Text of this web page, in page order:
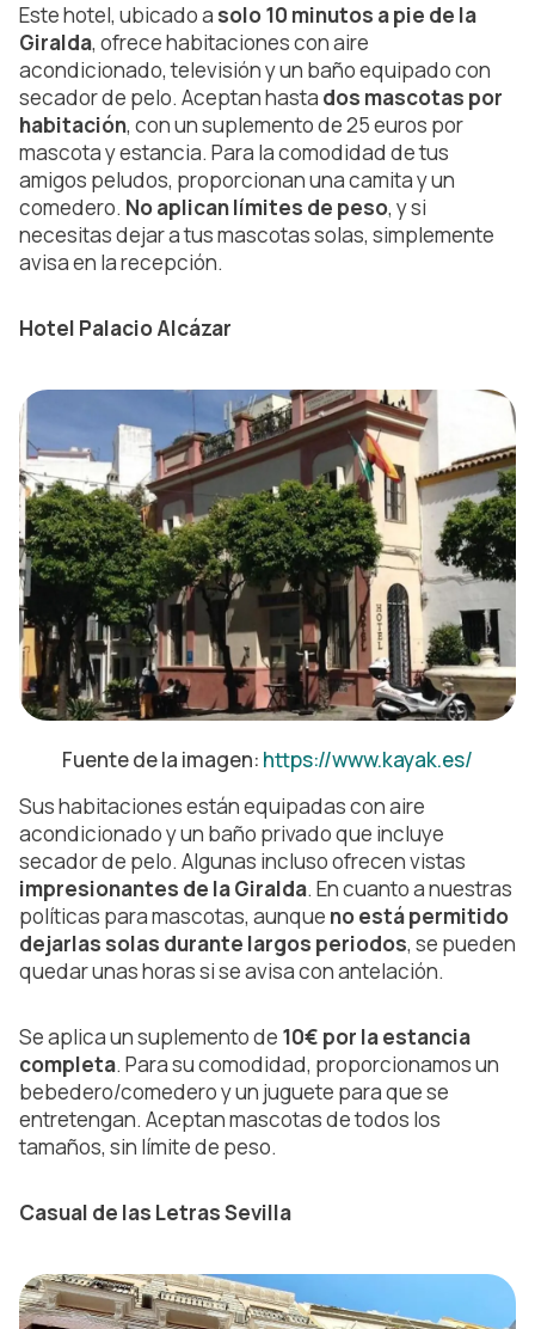
Este hotel, ubicado a solo 10 minutos a pie de la
Giralda, ofrece habitaciones con aire
acondicionado, televisión y un baño equipado con
secador de pelo. Aceptan hasta dos mascotas por
habitación, con un suplemento de 25 euros por
mascota y estancia. Para la comodidad de tus
amigos peludos, proporcionan una camita y un
comedero. No aplican límites de peso, y si
necesitas dejar a tus mascotas solas, simplemente
avisa en la recepción.
Hotel Palacio Alcázar
Fuente de la imagen: https://www.kayak.es/
Sus habitaciones están equipadas con aire
acondicionado y un baño privado que incluye
secador de pelo. Algunas incluso ofrecen vistas
impresionantes de la Giralda. En cuanto a nuestras
políticas para mascotas, aunque no está permitido
dejarlas solas durante largos periodos, se pueden
quedar unas horas si se avisa con antelación.
Se aplica un suplemento de 10€ por la estancia
completa. Para su comodidad, proporcionamos un
bebedero/comedero y un juguete para que se
entretengan. Aceptan mascotas de todos los
tamaños, sin límite de peso.
Casual de las Letras Sevilla